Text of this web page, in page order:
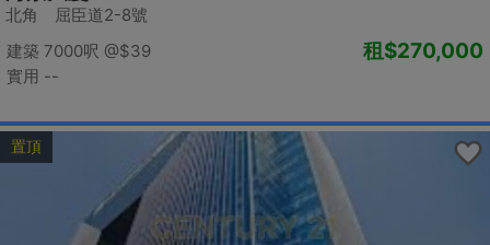
北角 屈臣道2-8號
建築 7000呎 @$39
實用 --
租$270,000
置頂